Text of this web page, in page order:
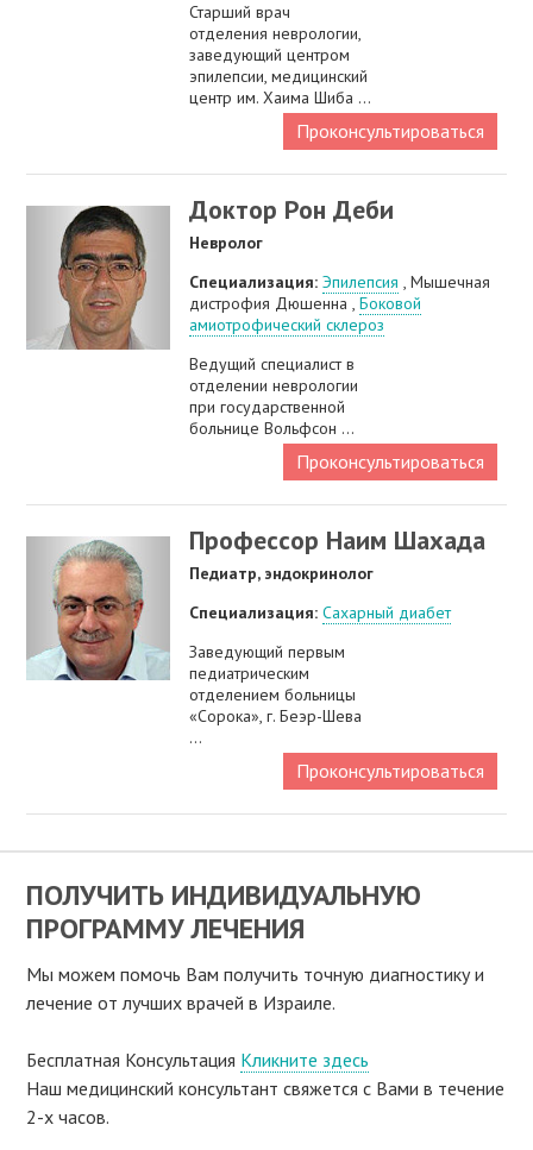
Старший врач
отделения неврологии,
заведующий центром
эпилепсии, медицинский
центр им. Хаима Шиба ...
Проконсультироваться
Доктор Рон Деби
Невролог
Специализация:Эпилепсия , Мышечная
дистрофия Дюшенна ,Боковой
амиотрофический склероз
Ведущий специалист в
отделении неврологии
при государственной
больнице Вольфсон ...
Проконсультироваться
Профессор Наим Шахада
Педиатр, эндокринолог
Специализация:Сахарный диабет
Заведующий первым
педиатрическим
отделением больницы
«Сорока», г. Беэр-Шева
...
Проконсультироваться
ПОЛУЧИТЬ ИНДИВИДУАЛЬНУЮ
ПРОГРАММУ ЛЕЧЕНИЯ
Мы можем помочь Вам получить точную диагностику и
лечение от лучших врачей в Израиле.
Бесплатная Консультация Кликните здесь
Наш медицинский консультант свяжeтся с Вами в течение
2-х часов.